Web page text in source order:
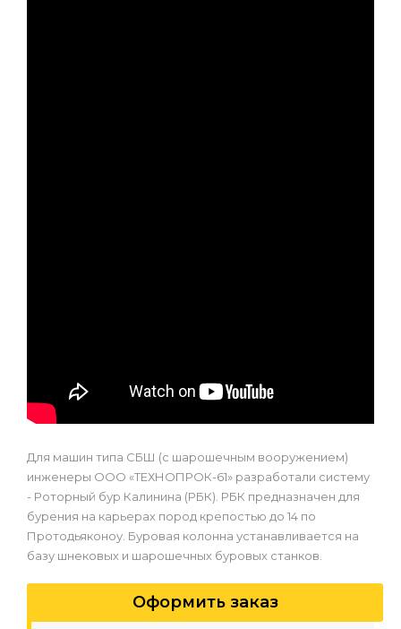
Для машин типа СБШ (с шарошечным вооружением)
инженеры ООО «ТЕХНОПРОК-61» разработали систему
- Роторный бур Калинина (РБК). РБК предназначен для
бурения на карьерах пород крепостью до 14 по
Протодьяконоу. Буровая колонна устанавливается на
базу шнековых и шарошечных буровых станков.
Оформить заказ